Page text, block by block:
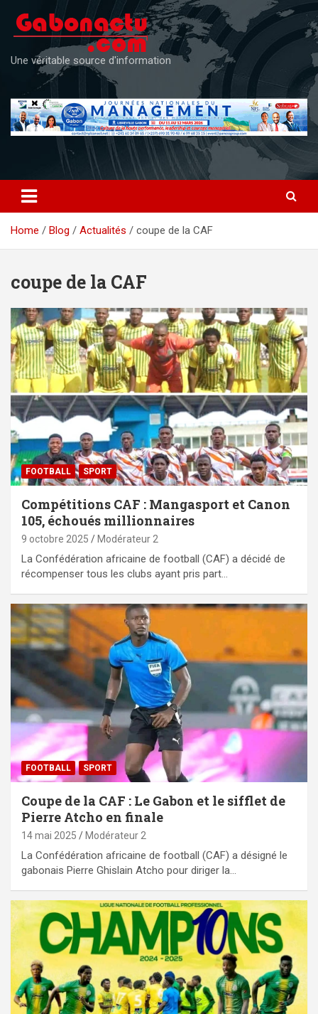
content
Une véritable source d'information
Home Blog Actualités coupe de la CAF
coupe de la CAF
FOOTBALL SPORT
Compétitions CAF : Mangasport et Canon
105, échoués millionnaires
9 octobre 2025 Modérateur 2
La Confédération africaine de football (CAF) a décidé de
récompenser tous les clubs ayant pris part…
FOOTBALL SPORT
Coupe de la CAF : Le Gabon et le sifflet de
Pierre Atcho en finale
14 mai 2025 Modérateur 2
La Confédération africaine de football (CAF) a désigné le
gabonais Pierre Ghislain Atcho pour diriger la…